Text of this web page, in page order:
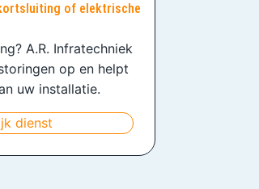
of elektrische
A.R. Infratechniek
op en helpt
uw installatie.
dienst